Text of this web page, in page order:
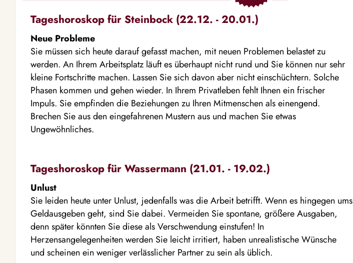
Tageshoroskop für Steinbock (22.12. - 20.01.)
Neue Probleme
Sie müssen sich heute darauf gefasst machen, mit neuen Problemen belastet zu
werden. An Ihrem Arbeitsplatz läuft es überhaupt nicht rund und Sie können nur sehr
kleine Fortschritte machen. Lassen Sie sich davon aber nicht einschüchtern. Solche
Phasen kommen und gehen wieder. In Ihrem Privatleben fehlt Ihnen ein frischer
Impuls. Sie empfinden die Beziehungen zu Ihren Mitmenschen als einengend.
Brechen Sie aus den eingefahrenen Mustern aus und machen Sie etwas
Ungewöhnliches.
Tageshoroskop für Wassermann (21.01. - 19.02.)
Unlust
Sie leiden heute unter Unlust, jedenfalls was die Arbeit betrifft. Wenn es hingegen ums
Geldausgeben geht, sind Sie dabei. Vermeiden Sie spontane, größere Ausgaben,
denn später könnten Sie diese als Verschwendung einstufen! In
Herzensangelegenheiten werden Sie leicht irritiert, haben unrealistische Wünsche
und scheinen ein weniger verlässlicher Partner zu sein als üblich.